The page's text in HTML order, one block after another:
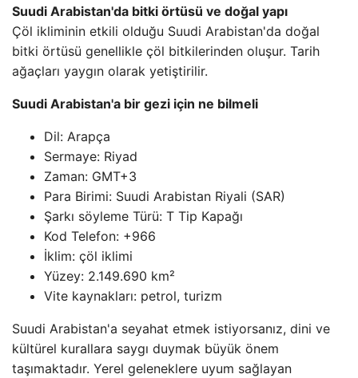
Suudi Arabistan'da bitki örtüsü ve doğal yapı
Çöl ikliminin etkili olduğu Suudi Arabistan'da doğal
bitki örtüsü genellikle çöl bitkilerinden oluşur. Tarih
ağaçları yaygın olarak yetiştirilir.
Suudi Arabistan'a bir gezi için ne bilmeli
Dil: Arapça
Sermaye: Riyad
Zaman: GMT+3
Para Birimi: Suudi Arabistan Riyali (SAR)
Şarkı söyleme Türü: T Tip Kapağı
Kod Telefon: +966
İklim: çöl iklimi
Yüzey: 2.149.690 km²
Vite kaynakları: petrol, turizm
Suudi Arabistan'a seyahat etmek istiyorsanız, dini ve
kültürel kurallara saygı duymak büyük önem
taşımaktadır. Yerel geleneklere uyum sağlayan